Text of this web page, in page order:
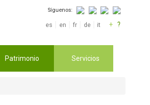
Síguenos:
es en fr de it + ?
Patrimonio Servicios